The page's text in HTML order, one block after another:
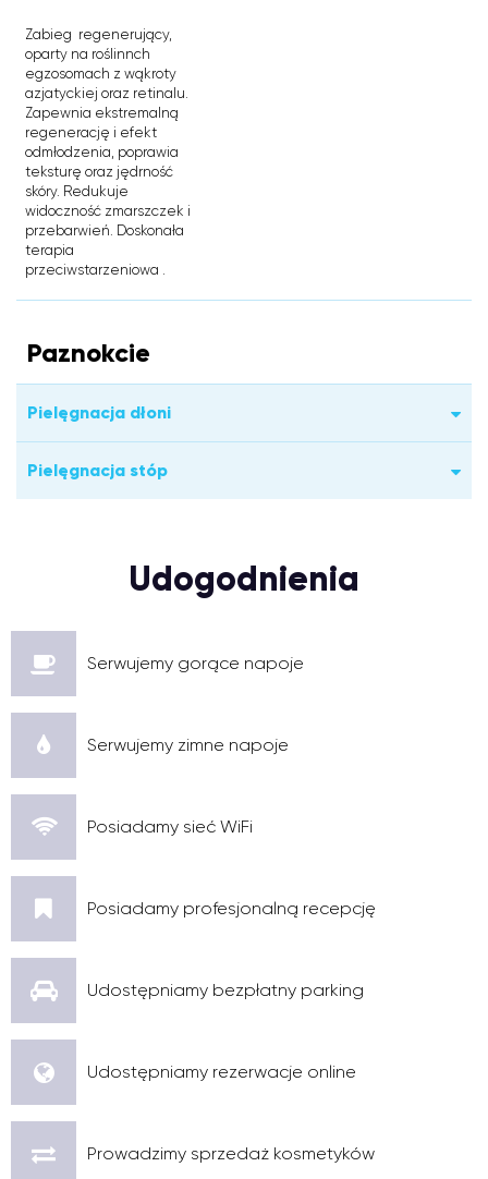
Zabieg regenerujący,
oparty na roślinnch
egzosomach z wąkroty
azjatyckiej oraz retinalu.
Zapewnia ekstremalną
regenerację i efekt
odmłodzenia, poprawia
teksturę oraz jędrność
skóry. Redukuje
widoczność zmarszczek i
przebarwień. Doskonała
terapia
przeciwstarzeniowa .
Paznokcie
Pielęgnacja dłoni
Pielęgnacja stóp
Udogodnienia
Serwujemy gorące napoje
Serwujemy zimne napoje
Posiadamy sieć WiFi
Posiadamy profesjonalną recepcję
Udostępniamy bezpłatny parking
Udostępniamy rezerwacje online
Prowadzimy sprzedaż kosmetyków